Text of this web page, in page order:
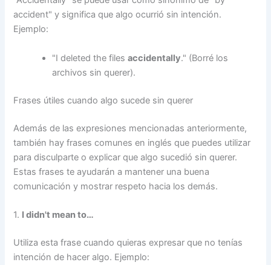
accident" y significa que algo ocurrió sin intención.
Ejemplo:
"I deleted the filesaccidentally." (Borré los
archivos sin querer).
Frases útiles cuando algo sucede sin querer
Además de las expresiones mencionadas anteriormente,
también hay frases comunes en inglés que puedes utilizar
para disculparte o explicar que algo sucedió sin querer.
Estas frases te ayudarán a mantener una buena
comunicación y mostrar respeto hacia los demás.
1. I didn't mean to…
Utiliza esta frase cuando quieras expresar que no tenías
intención de hacer algo. Ejemplo: